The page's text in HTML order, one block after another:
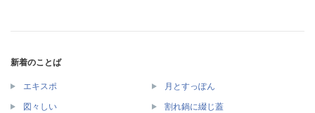
新着のことば
エキスポ 月とすっぽん
図々しい 割れ鍋に綴じ蓋